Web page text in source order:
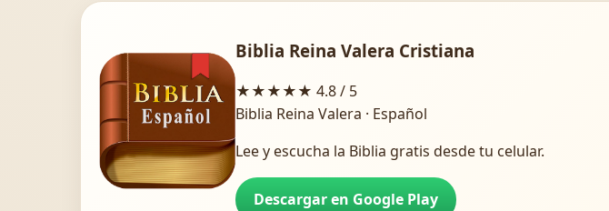
Biblia Reina Valera Cristiana
★★★★★ 4.8 / 5
Biblia Reina Valera · Español
Lee y escucha la Biblia gratis desde tu celular.
Descargar en Google Play